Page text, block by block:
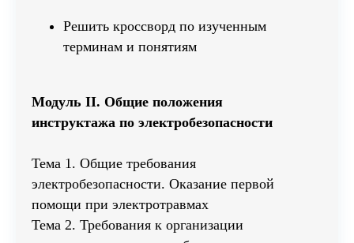
Телефон
Email
Решить кроссворд по изученным
терминам и понятиям
Модуль II. Общие положения
инструктажа по электробезопасности
Тема 1. Общие требования
электробезопасности. Оказание первой
помощи при электротравмах
Тема 2. Требования к организации